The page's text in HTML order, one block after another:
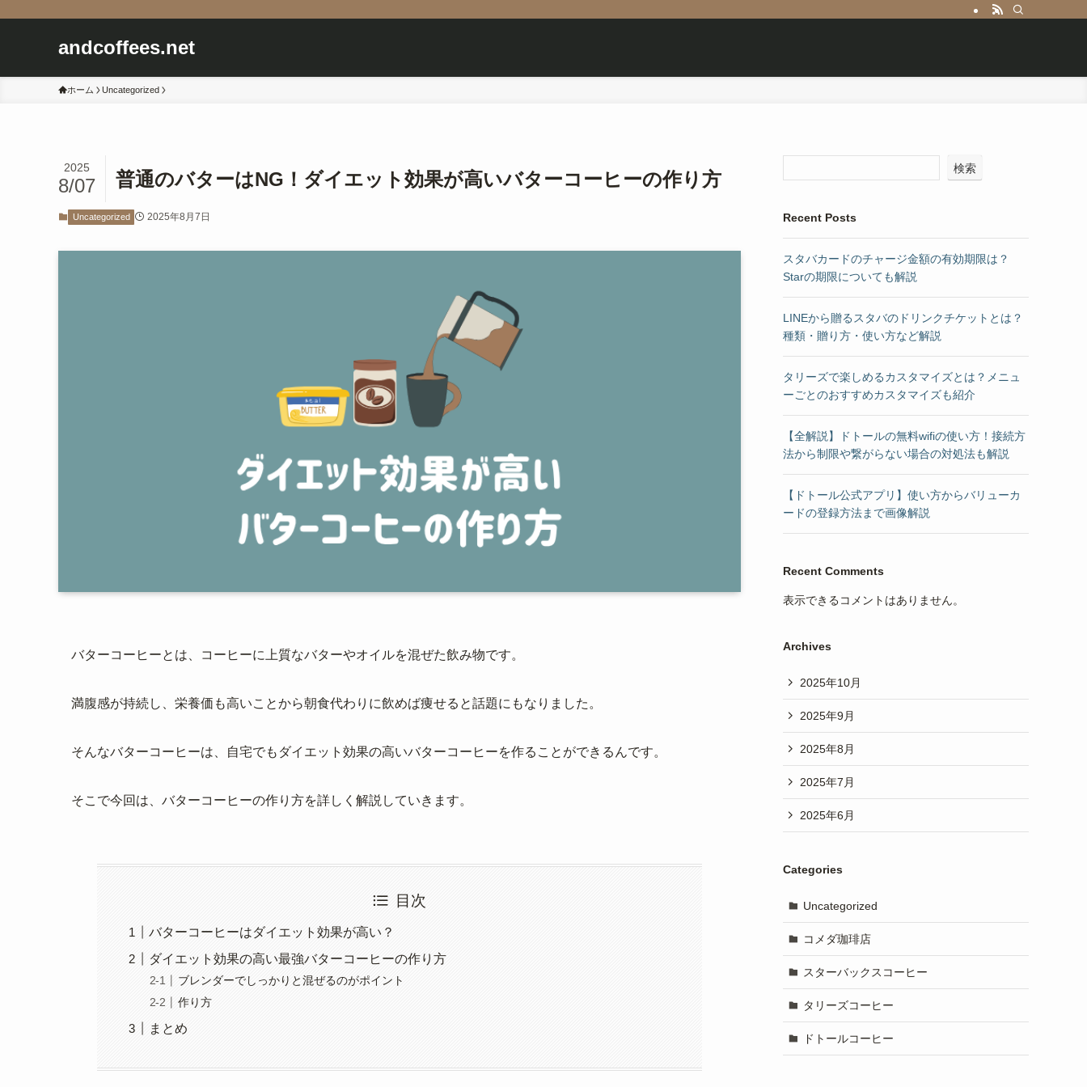
andcoffees.net
ホーム Uncategorized
普通のバターはNG！ダイエット効果が高いバターコーヒーの作り方
2025
8/07
Uncategorized 2025年8月7日
バターコーヒーとは、コーヒーに上質なバターやオイルを混ぜた飲み物です。
満腹感が持続し、栄養価も高いことから朝食代わりに飲めば痩せると話題にもなりました。
そんなバターコーヒーは、自宅でもダイエット効果の高いバターコーヒーを作ることができるんです。
そこで今回は、バターコーヒーの作り方を詳しく解説していきます。
目次
バターコーヒーはダイエット効果が高い？
ダイエット効果の高い最強バターコーヒーの作り方
ブレンダーでしっかりと混ぜるのがポイント
作り方
まとめ
検索
Recent Posts
スタバカードのチャージ金額の有効期限は？
Starの期限についても解説
LINEから贈るスタバのドリンクチケットとは？
種類・贈り方・使い方など解説
タリーズで楽しめるカスタマイズとは？メニュ
ーごとのおすすめカスタマイズも紹介
【全解説】ドトールの無料wifiの使い方！接続方
法から制限や繋がらない場合の対処法も解説
【ドトール公式アプリ】使い方からバリューカ
ードの登録方法まで画像解説
Recent Comments
表示できるコメントはありません。
Archives
2025年10月
2025年9月
2025年8月
2025年7月
2025年6月
Categories
Uncategorized
コメダ珈琲店
スターバックスコーヒー
タリーズコーヒー
ドトールコーヒー